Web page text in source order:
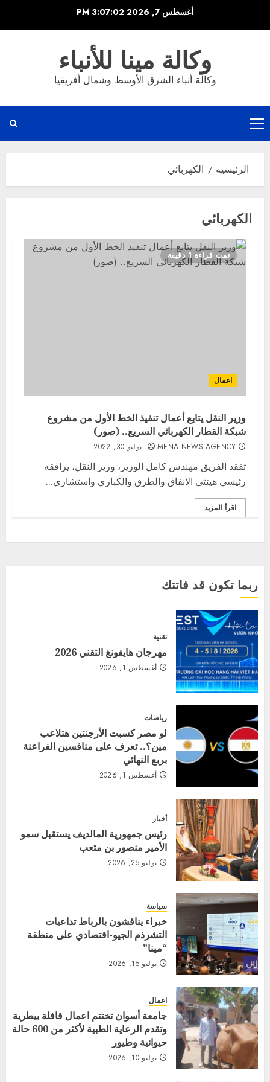
أغسطس 7, 2026 3:07:03 PM
وكالة مينا للأنباء
وكالة أنباء الشرق الأوسط وشمال أفريقيا
القائمة
الرئيسية
الرئيسية الكهربائي
الكهربائي
تمت قراءة 1 دقيقة
اعمال
وزير النقل يتابع أعمال تنفيذ الخط الأول من مشروع
شبكة القطار الكهربائي السريع.. (صور)
MENA NEWS AGENCY يوليو 30, 2022
تفقد الفريق مهندس كامل الوزير، وزير النقل، يرافقه
رئيسي هيئتي الانفاق والطرق والكباري واستشاري...
اقرأ المزيد
ربما تكون قد فاتتك
تقنية
مهرجان هايفونغ التقني 2026
أغسطس 1, 2026
رياضات
لو مصر كسبت الأرجنتين هتلاعب
مين؟.. تعرف على منافسين الفراعنة
بربع النهائي
أغسطس 1, 2026
أخبار
رئيس جمهورية المالديف يستقبل سمو
الأمير منصور بن متعب
يوليو 25, 2026
سياسة
خبراء يناقشون بالرباط تداعيات
التشرذم الجيو-اقتصادي على منطقة
“مينا”
يوليو 15, 2026
اعمال
جامعة أسوان تختتم اعمال قافلة بيطرية
وتقدم الرعاية الطبية لأكثر من 600 حالة
حيوانية وطيور
يوليو 10, 2026